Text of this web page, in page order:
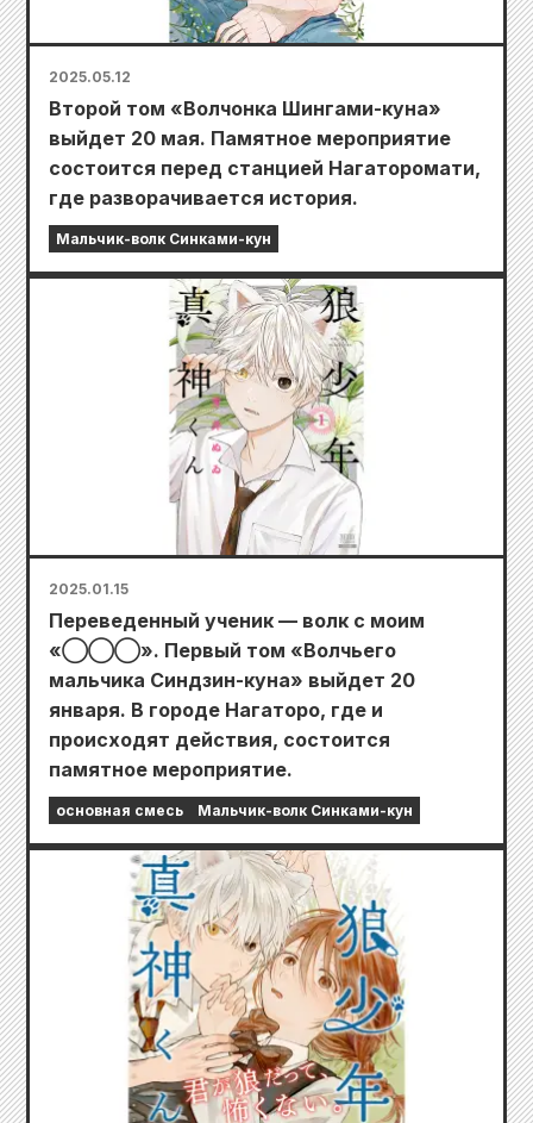
2025.05.12
Второй том «Волчонка Шингами-куна»
выйдет 20 мая. Памятное мероприятие
состоится перед станцией Нагаторомати,
где разворачивается история.
Мальчик-волк Синками-кун
2025.01.15
Переведенный ученик — волк с моим
«◯◯◯». Первый том «Волчьего
мальчика Синдзин-куна» выйдет 20
января. В городе Нагаторо, где и
происходят действия, состоится
памятное мероприятие.
основная смесь Мальчик-волк Синками-кун